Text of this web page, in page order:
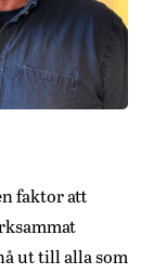
faktor att
ut till alla som